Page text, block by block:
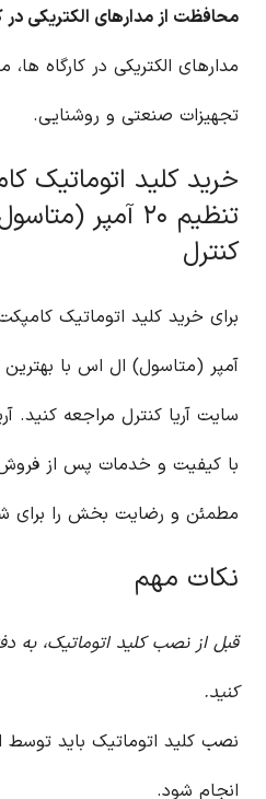
محافظت از مدارهای الکتریکی در
مدارهای الکتریکی در کارگاه
تجهیزات صنعتی و روشنایی.
تنظیم ۲۰ آمپر
کنترل
آمپر (متاسول) ال اس با
سایت آریا کنترل مراجعه کنید.
با کیفیت و خدمات پس از فروش
مطمئن و رضایت بخش را برای
نکات مهم
قبل از نصب کلید اتوماتیک، به
کنید.
نصب کلید اتوماتیک باید
انجام شود.